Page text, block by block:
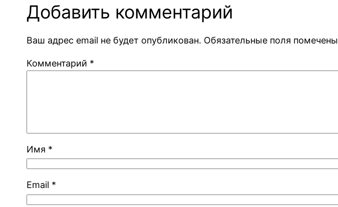
Добавить комментарий
Ваш адрес email не будет опубликован. Обязательные поля помечены
Комментарий *
Имя *
Email *